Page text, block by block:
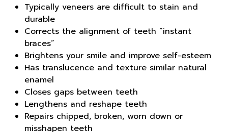
Typically veneers are difficult to stain and
durable
Corrects the alignment of teeth “instant
braces”
Brightens your smile and improve self-esteem
Has translucence and texture similar natural
enamel
Closes gaps between teeth
Lengthens and reshape teeth
Repairs chipped, broken, worn down or
misshapen teeth